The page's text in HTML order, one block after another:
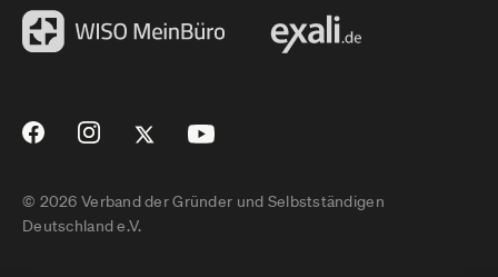
© 2026 Verband der Gründer und Selbstständigen
Deutschland e.V.